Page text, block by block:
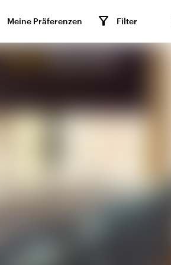
Meine Präferenzen Filter
filter_alt